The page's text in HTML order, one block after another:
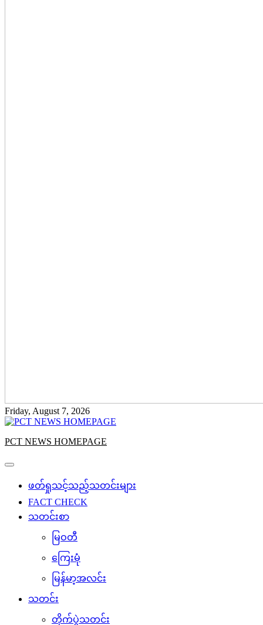
Friday, August 7, 2026
PCT NEWS HOMEPAGE
ဖတ်ရှုသင့်သည့်သတင်းများ
FACT CHECK
သတင်းစာ
မြဝတီ
ကြေးမုံ
မြန်မာ့အလင်း
သတင်း
တိုက်ပွဲသတင်း